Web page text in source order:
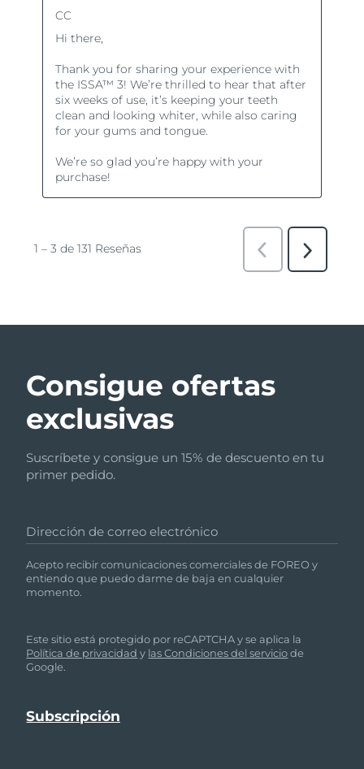
Consigue ofertas
exclusivas
Suscríbete y consigue un 15% de descuento en tu
primer pedido.
Dirección de correo electrónico
Acepto recibir comunicaciones comerciales de FOREO y
entiendo que puedo darme de baja en cualquier
momento.
Este sitio está protegido por reCAPTCHA y se aplica la
Política de privacidad y las Condiciones del serviciode
Google.